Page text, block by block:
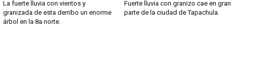
La fuerte lluvia con vientos y
granizada de esta derribo un enorme
árbol en la 8a norte.
Fuerte lluvia con granizo cae en gran
parte de la ciudad de Tapachula.